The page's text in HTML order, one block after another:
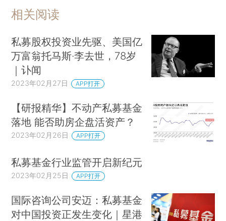
相关阅读
私募股权投资业先驱、美国亿
万富翁托马斯·李去世，78岁
｜讣闻
2023年02月27日 APP打开
【研报精华】不动产私募基金
落地 能否助房企盘活资产？
2023年02月26日 APP打开
私募基金行业监管开启新纪元
2023年02月25日 APP打开
国际咨询公司安迈：私募基金
对中国投资正发生变化｜星港